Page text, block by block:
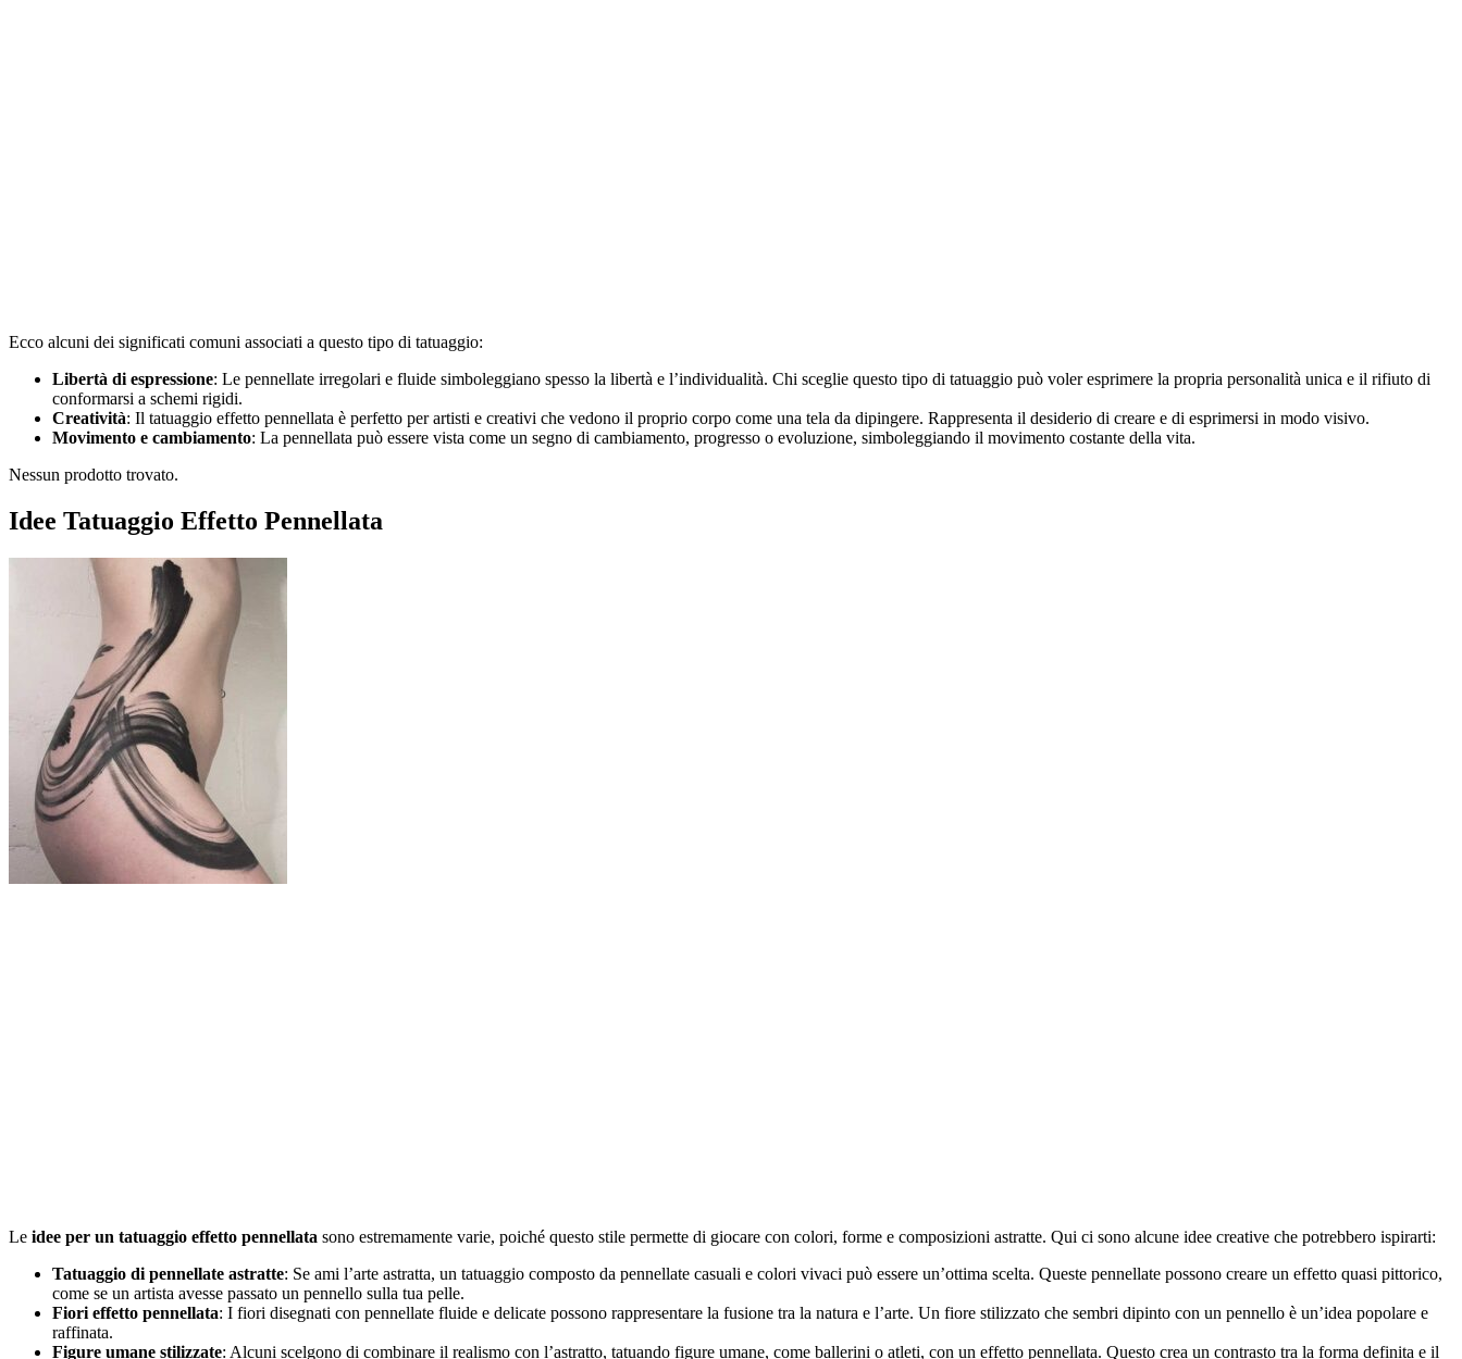
Ecco alcuni dei significati comuni associati a questo tipo di tatuaggio:
Libertà di espressione: Le pennellate irregolari e fluide simboleggiano spesso la libertà e l’individualità. Chi sceglie questo tipo di tatuaggio può voler esprimere la propria personalità unica e il rifiuto di
conformarsi a schemi rigidi.
Creatività: Il tatuaggio effetto pennellata è perfetto per artisti e creativi che vedono il proprio corpo come una tela da dipingere. Rappresenta il desiderio di creare e di esprimersi in modo visivo.
Movimento e cambiamento: La pennellata può essere vista come un segno di cambiamento, progresso o evoluzione, simboleggiando il movimento costante della vita.
Nessun prodotto trovato.
Idee Tatuaggio Effetto Pennellata
Le idee per un tatuaggio effetto pennellata sono estremamente varie, poiché questo stile permette di giocare con colori, forme e composizioni astratte. Qui ci sono alcune idee creative che potrebbero ispirarti:
Tatuaggio di pennellate astratte: Se ami l’arte astratta, un tatuaggio composto da pennellate casuali e colori vivaci può essere un’ottima scelta. Queste pennellate possono creare un effetto quasi pittorico,
come se un artista avesse passato un pennello sulla tua pelle.
Fiori effetto pennellata: I fiori disegnati con pennellate fluide e delicate possono rappresentare la fusione tra la natura e l’arte. Un fiore stilizzato che sembri dipinto con un pennello è un’idea popolare e
raffinata.
Figure umane stilizzate: Alcuni scelgono di combinare il realismo con l’astratto, tatuando figure umane, come ballerini o atleti, con un effetto pennellata. Questo crea un contrasto tra la forma definita e il